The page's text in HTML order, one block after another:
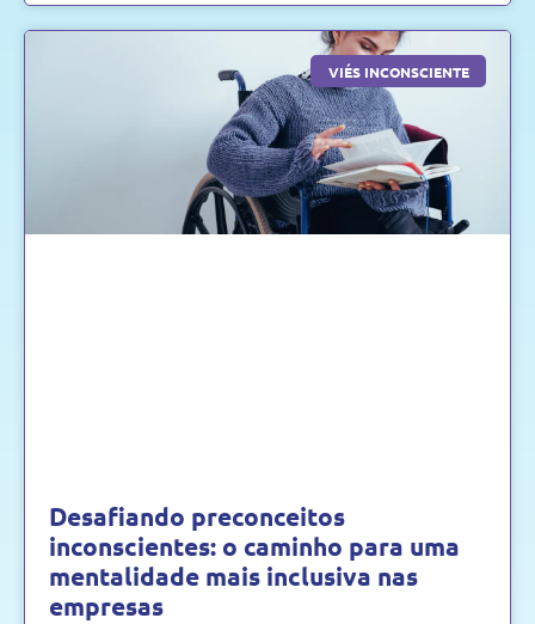
VIÉS INCONSCIENTE
Desafiando preconceitos
inconscientes: o caminho para uma
mentalidade mais inclusiva nas
empresas